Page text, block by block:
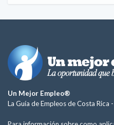
Un Mejor Empleo®
La Guía de Empleos de Costa Rica -